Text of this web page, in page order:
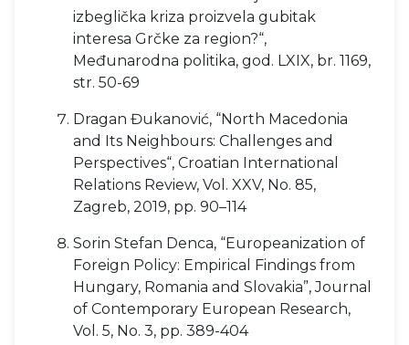
izbeglička kriza proizvela gubitak
interesa Grčke za region?“,
Međunarodna politika, god. LXIX, br. 1169,
str. 50-69
Dragan Đukanović, “North Macedonia
and Its Neighbours: Challenges and
Perspectives“, Croatian International
Relations Review, Vol. XXV, No. 85,
Zagreb, 2019, pp. 90–114
Sorin Stefan Denca, “Europeanization of
Foreign Policy: Empirical Findings from
Hungary, Romania and Slovakia”, Journal
of Contemporary European Research,
Vol. 5, No. 3, pp. 389-404